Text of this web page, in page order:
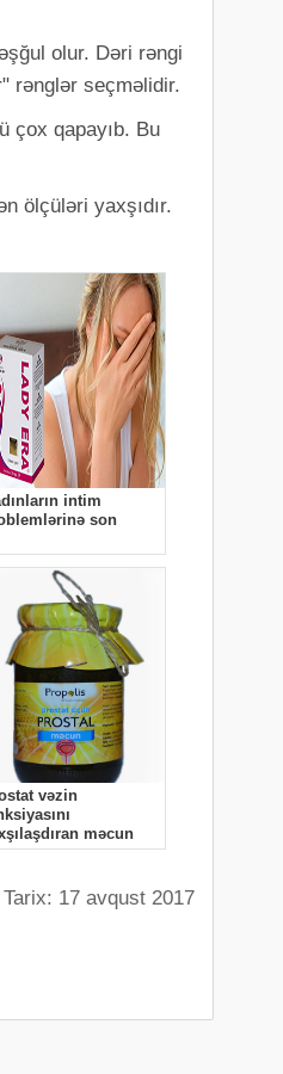
olur. Dəri rəngi
rənglər seçməlidir.
çox qapayıb. Bu
ölçüləri yaxşıdır.
17 avqust 2017